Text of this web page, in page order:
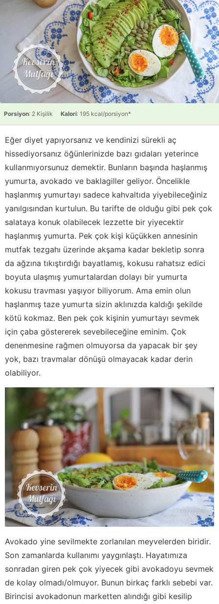
Porsiyon: 2 Kişilik Kalori: 195 kcal/porsiyon*
Eğer diyet yapıyorsanız ve kendinizi sürekli aç
hissediyorsanız öğünlerinizde bazı gıdaları yeterince
kullanmıyorsunuz demektir. Bunların başında haşlanmış
yumurta, avokado ve baklagiller geliyor. Öncelikle
haşlanmış yumurtayı sadece kahvaltıda yiyebileceğiniz
yanılgısından kurtulun. Bu tarifte de olduğu gibi pek çok
salataya konuk olabilecek lezzette bir yiyecektir
haşlanmış yumurta. Pek çok kişi küçükken annesinin
mutfak tezgahı üzerinde akşama kadar bekletip sonra
da ağzına tıkıştırdığı bayatlamış, kokusu rahatsız edici
boyuta ulaşmış yumurtalardan dolayı bir yumurta
kokusu travması yaşıyor biliyorum. Ama emin olun
haşlanmış taze yumurta sizin aklınızda kaldığı şekilde
kötü kokmaz. Ben pek çok kişinin yumurtayı sevmek
için çaba göstererek sevebileceğine eminim. Çok
denenmesine rağmen olmuyorsa da yapacak bir şey
yok, bazı travmalar dönüşü olmayacak kadar derin
olabiliyor.
Avokado yine sevilmekte zorlanılan meyvelerden biridir.
Son zamanlarda kullanımı yaygınlaştı. Hayatımıza
sonradan giren pek çok yiyecek gibi avokadoyu sevmek
de kolay olmadı/olmuyor. Bunun birkaç farklı sebebi var.
Birincisi avokadonun marketten alındığı gibi kesilip